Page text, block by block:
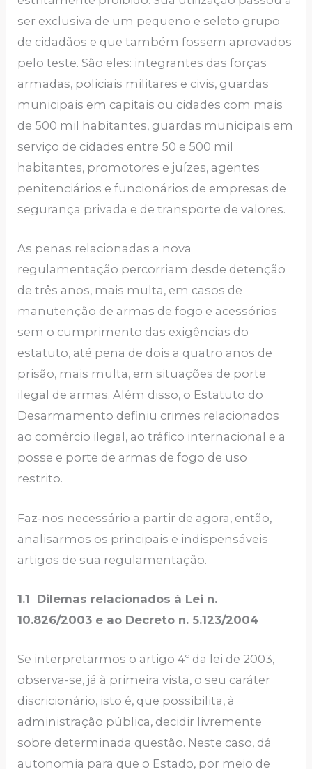
ser exclusiva de um pequeno e seleto grupo
de cidadãos e que também fossem aprovados
pelo teste. São eles: integrantes das forças
armadas, policiais militares e civis, guardas
municipais em capitais ou cidades com mais
de 500 mil habitantes, guardas municipais em
serviço de cidades entre 50 e 500 mil
habitantes, promotores e juízes, agentes
penitenciários e funcionários de empresas de
segurança privada e de transporte de valores.
As penas relacionadas a nova
regulamentação percorriam desde detenção
de três anos, mais multa, em casos de
manutenção de armas de fogo e acessórios
sem o cumprimento das exigências do
estatuto, até pena de dois a quatro anos de
prisão, mais multa, em situações de porte
ilegal de armas. Além disso, o Estatuto do
Desarmamento definiu crimes relacionados
ao comércio ilegal, ao tráfico internacional e a
posse e porte de armas de fogo de uso
restrito.
Faz-nos necessário a partir de agora, então,
analisarmos os principais e indispensáveis
artigos de sua regulamentação.
1.1 Dilemas relacionados à Lei n.
10.826/2003 e ao Decreto n. 5.123/2004
Se interpretarmos o artigo 4º da lei de 2003,
observa-se, já à primeira vista, o seu caráter
discricionário, isto é, que possibilita, à
administração pública, decidir livremente
sobre determinada questão. Neste caso, dá
autonomia para que o Estado, por meio de